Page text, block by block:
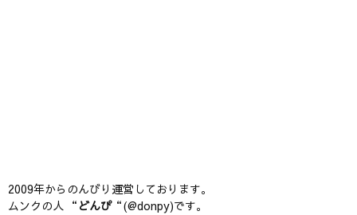
2009年からのんびり運営しております。
ムンクの人 “ どんぴ“(@donpy)です。